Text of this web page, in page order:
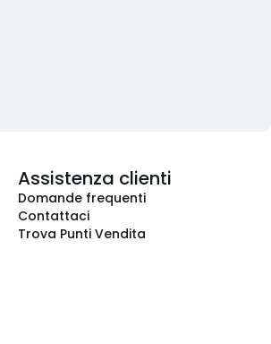
Assistenza clienti
Domande frequenti
Contattaci
Trova Punti Vendita